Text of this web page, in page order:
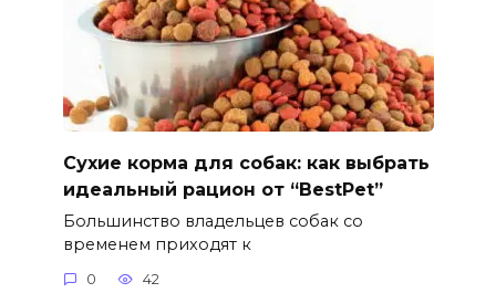
Сухие корма для собак: как выбрать
идеальный рацион от “BestPet”
Большинство владельцев собак со
временем приходят к
0 42